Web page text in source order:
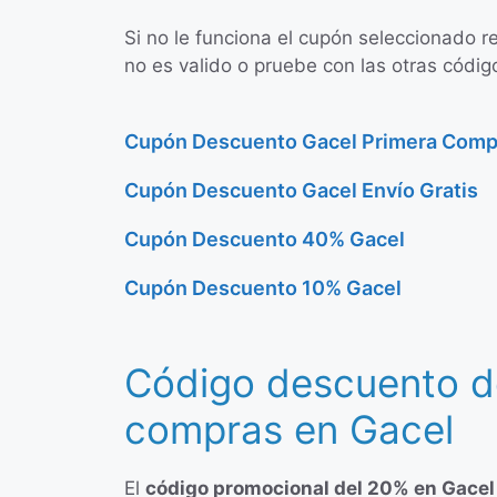
Si no le funciona el cupón seleccionado
no es valido o pruebe con las otras
Cupón Descuento Gacel Primera
Cupón Descuento Gacel Envío Gratis
Cupón Descuento 40% Gacel
Cupón Descuento 10% Gacel
Código descuento
compras en Gacel
El código promocional del 20% en